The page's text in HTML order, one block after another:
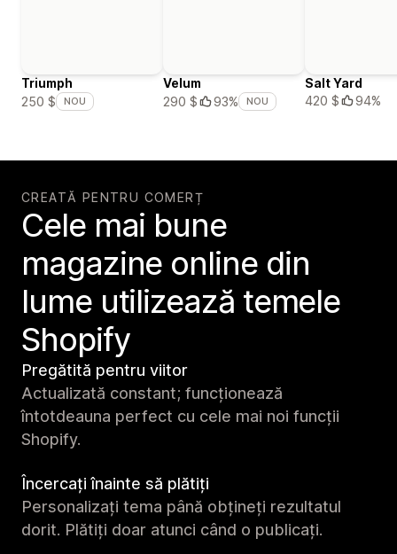
Triumph
250 $
NOU
Velum
290 $
93% NOU
Salt Yard
420 $
94%
CREATĂ PENTRU COMERȚ
Cele mai bune
magazine online din
lume utilizează temele
Shopify
Pregătită pentru viitor
Actualizată constant; funcționează
întotdeauna perfect cu cele mai noi funcții
Shopify.
Încercați înainte să plătiți
Personalizați tema până obțineți rezultatul
dorit. Plătiți doar atunci când o publicați.